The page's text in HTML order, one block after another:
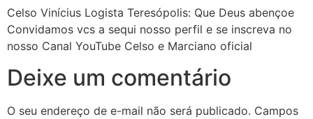
Celso Vinícius Logista Teresópolis: Que Deus abençoe
Convidamos vcs a sequi nosso perfil e se inscreva no
nosso Canal YouTube Celso e Marciano oficial
Deixe um comentário
O seu endereço de e-mail não será publicado. Campos